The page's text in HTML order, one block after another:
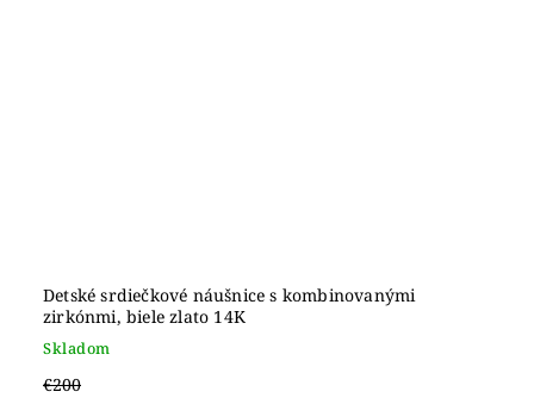
Detské srdiečkové náušnice s kombinovanými
zirkónmi, biele zlato 14K
Skladom
€200